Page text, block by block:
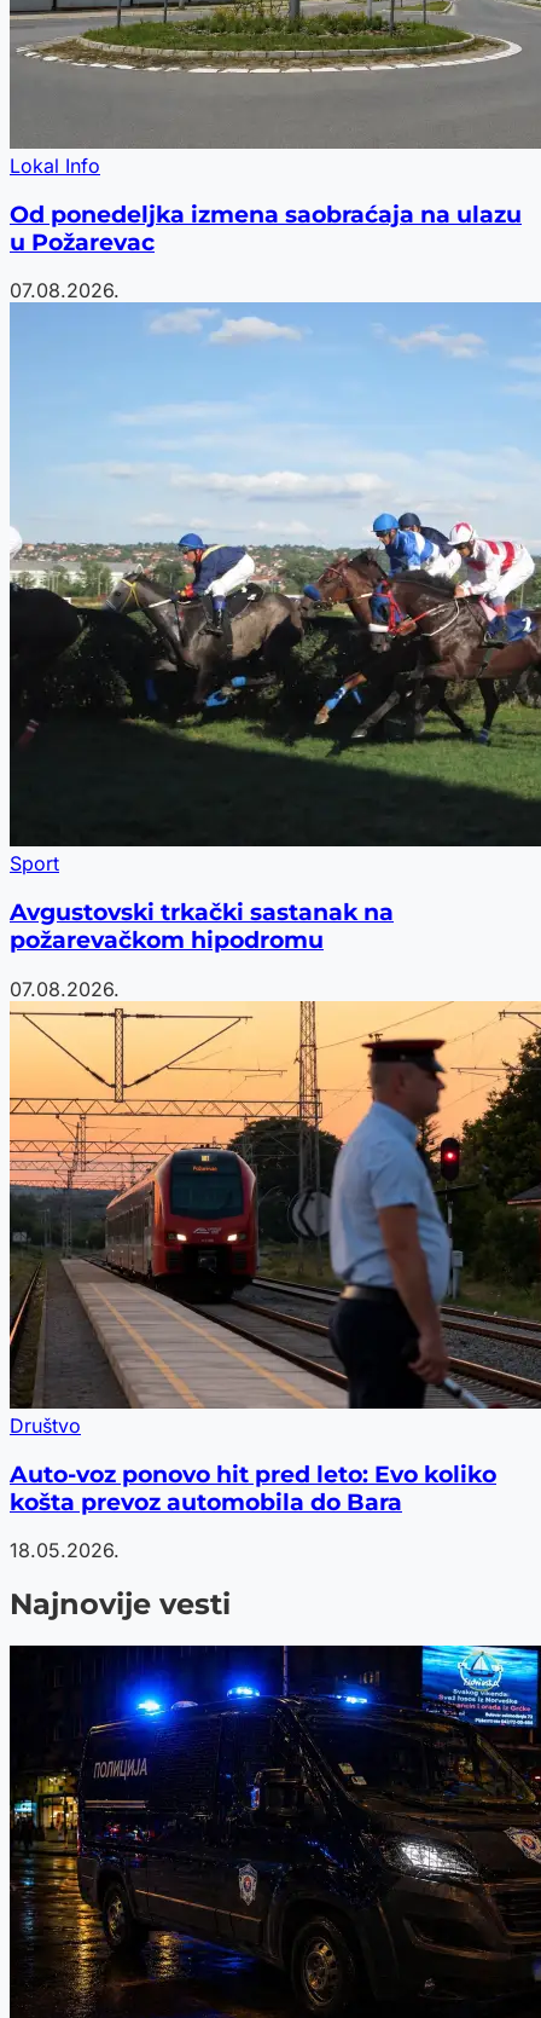
Lokal Info
Od ponedeljka izmena saobraćaja na ulazu
u Požarevac
07.08.2026.
Sport
Avgustovski trkački sastanak na
požarevačkom hipodromu
07.08.2026.
Društvo
Auto-voz ponovo hit pred leto: Evo koliko
košta prevoz automobila do Bara
18.05.2026.
Najnovije vesti